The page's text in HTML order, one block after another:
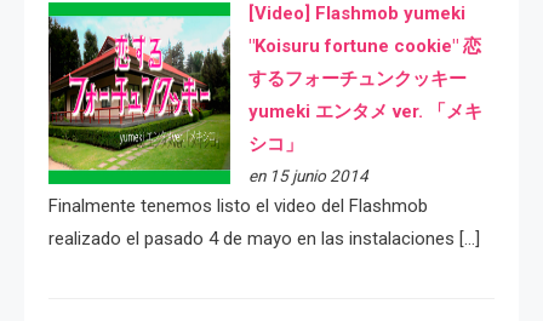
[Video] Flashmob yumeki
"Koisuru fortune cookie" 恋
するフォーチュンクッキー
yumeki エンタメ ver. 「メキ
シコ」
en 15 junio 2014
Finalmente tenemos listo el video del Flashmob
realizado el pasado 4 de mayo en las instalaciones […]